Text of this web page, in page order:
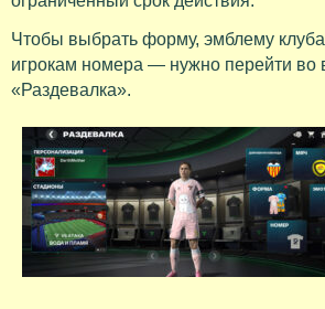
Чтобы выбрать форму, эмблему
игрокам номера — нужно перейти во
«Раздевалка».